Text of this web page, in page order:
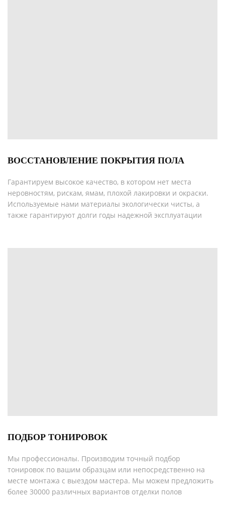
ВОССТАНОВЛЕНИЕ ПОКРЫТИЯ ПОЛА
Гарантируем высокое качество, в котором нет места
неровностям, рискам, ямам, плохой лакировки и окраски.
Используемые нами материалы экологически чисты, а
также гарантируют долги годы надежной эксплуатации
ПОДБОР ТОНИРОВОК
Мы профессионалы. Производим точный подбор
тонировок по вашим образцам или непосредственно на
месте монтажа с выездом мастера. Мы можем предложить
более 30000 различных вариантов отделки полов